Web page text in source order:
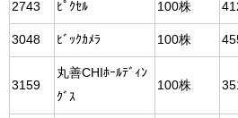
2743 ﾋﾟｸｾﾙ 100株
3048 ﾋﾞｯｸｶﾒﾗ 100株
3159
丸善CHIﾎｰﾙﾃﾞｨﾝ
ｸﾞｽ
100株